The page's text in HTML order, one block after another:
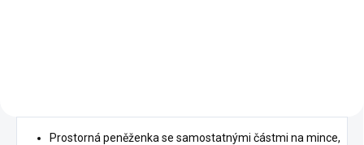
Prostorná peněženka se samostatnými částmi na mince,